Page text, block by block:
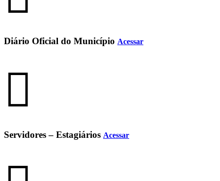
Diário Oficial do Município Acessar
Servidores – Estagiários Acessar